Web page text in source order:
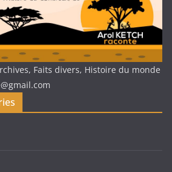
Faits divers, Histoire du monde